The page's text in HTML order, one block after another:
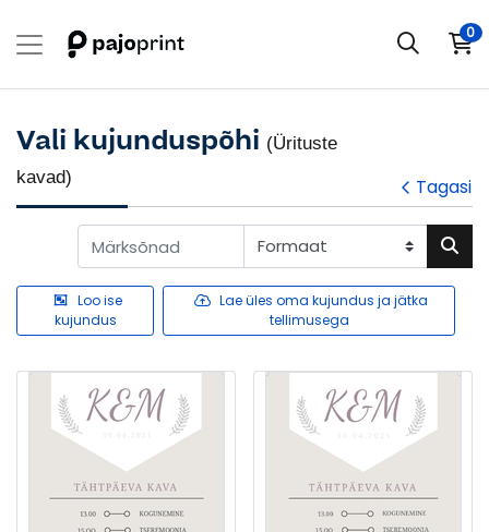
0
Vali kujunduspõhi (Ürituste
kavad)
Tagasi
Loo ise
kujundus
Lae üles oma kujundus ja jätka
tellimusega